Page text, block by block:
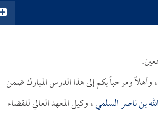
وأهلاً ومرحباً بكم إلى هذا الدرس المبارك ضمن
بن ناصر السلمي، وكيل المعهد العالي للقضاء